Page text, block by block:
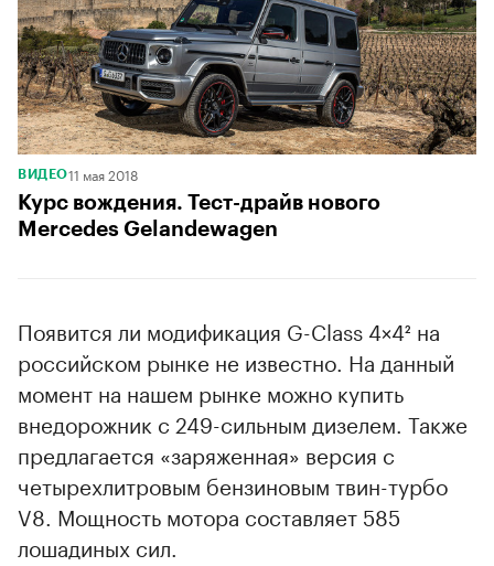
ВИДЕО11 мая 2018
Курс вождения. Тест-драйв нового
Mercedes Gelandewagen
Появится ли модификация G-Class 4×4² на
российском рынке не известно. На данный
момент на нашем рынке можно купить
внедорожник с 249-сильным дизелем. Также
предлагается «заряженная» версия с
четырехлитровым бензиновым твин-турбо
V8. Мощность мотора составляет 585
лошадиных сил.